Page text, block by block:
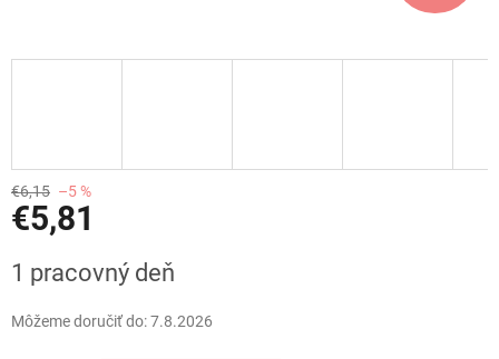
€6,15 –5 %
€5,81
cena:
1 pracovný deň
Môžeme doručiť do:7.8.2026